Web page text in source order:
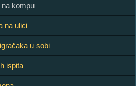
kompu
na ulici
u sobi
ispita